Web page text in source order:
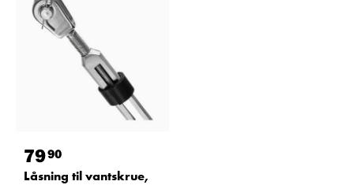
7990
Låsning til vantskrue,